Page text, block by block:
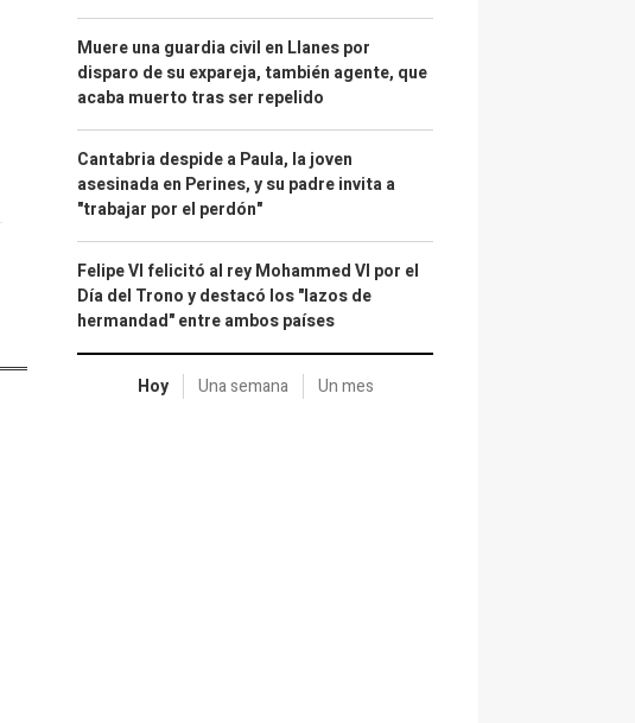
Muere una guardia civil en Llanes por
disparo de su expareja, también agente, que
acaba muerto tras ser repelido
Cantabria despide a Paula, la joven
asesinada en Perines, y su padre invita a
"trabajar por el perdón"
Felipe VI felicitó al rey Mohammed VI por el
Día del Trono y destacó los "lazos de
hermandad" entre ambos países
Hoy Una semana Un mes